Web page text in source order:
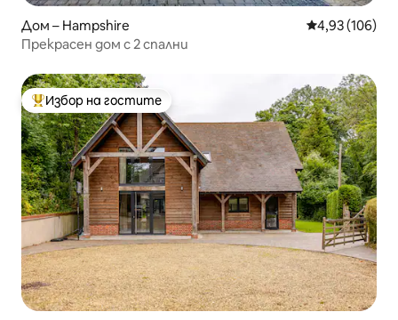
Дом – Hampshire Средна
4,93 (106)
Прекрасен дом с 2 спални
Най-популярен избор на гостите
Избор на гостите